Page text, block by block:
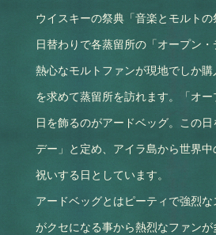
ウイスキーの祭典「音楽とモルトの
日替わりで各蒸留所の「オープン・
熱心なモルトファンが現地でしか
を求めて蒸留所を訪れます。「オ
日を飾るのがアードベッグ。この日
デー」と定め、アイラ島から世界
祝いする日としています。
アードベッグとはピーティで強烈
がクセになる事から熱烈なファン